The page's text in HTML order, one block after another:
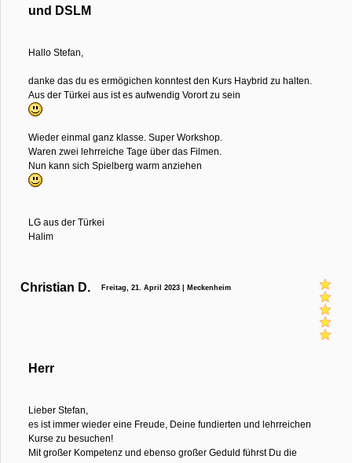
und DSLM
Hallo Stefan,
danke das du es ermögichen konntest den Kurs Haybrid zu halten.
Aus der Türkei aus ist es aufwendig Vorort zu sein
Wieder einmal ganz klasse. Super Workshop.
Waren zwei lehrreiche Tage über das Filmen.
Nun kann sich Spielberg warm anziehen
LG aus der Türkei
Halim
Christian D. Freitag, 21. April 2023 | Meckenheim
Herr
Lieber Stefan,
es ist immer wieder eine Freude, Deine fundierten und lehrreichen
Kurse zu besuchen!
Mit großer Kompetenz und ebenso großer Geduld führst Du die